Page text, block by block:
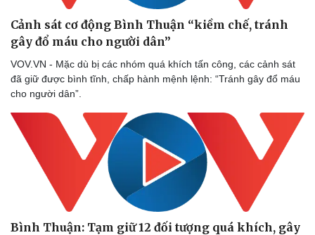
Cảnh sát cơ động Bình Thuận “kiềm chế, tránh
gây đổ máu cho người dân”
VOV.VN - Mặc dù bị các nhóm quá khích tấn công, các cảnh sát
đã giữ được bình tĩnh, chấp hành mệnh lệnh: “Tránh gây đổ máu
cho người dân”.
Bình Thuận: Tạm giữ 12 đối tượng quá khích, gây